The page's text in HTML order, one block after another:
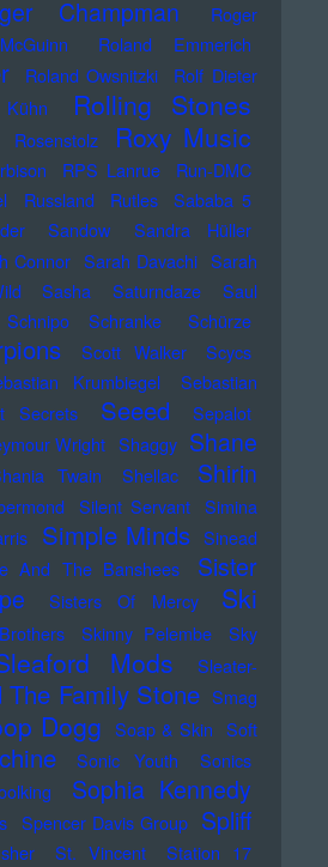
Champman
Roger
Roland Emmerich
Roland Owsnitzki
Rolf Dieter
Rolling Stones
Rosenstolz Roxy Music
RPS Lanrue
Run-DMC
Russland Rutles
Sababa 5
Sandow Sandra Hüller
Connor Sarah Davachi Sarah
Sasha Saturndaze
Saul
Schnipo Schranke Schürze
Scott Walker
Scycs
Krumbiegel
Sebastian
Secrets Seeed Sepalot
Wright Shaggy Shane
Twain Shellac
Shirin
Silent Servant Simina
Simple Minds Sinead
And The Banshees
Sister
Sisters Of Mercy
Ski
Skinny Pelembe
Sky
Mods
Sleater-
The Family Stone Smag
Dogg Soap & Skin Soft
Sonic Youth
Sonics
Sophia Kennedy
Spencer Davis Group Spliff
St. Vincent
Station 17